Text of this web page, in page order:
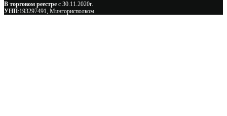
В торговом реестре с 30.11.2020г.
УНП:193297491, Мингорисполком.